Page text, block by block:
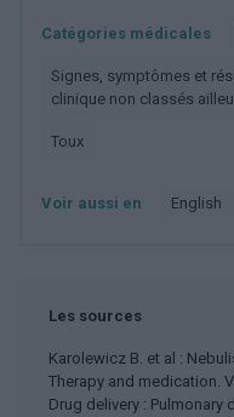
Catégories médicales
Signes, symptômes et résultats anormaux de laboratoire
clinique non classés
Toux
Voir aussi en english
Les sources
Karolewicz B. et al :
Therapy and medication.
Drug delivery : Pulmonary